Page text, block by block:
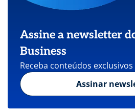
Assine a newsletter
Business
Receba conteúdos
Assinar